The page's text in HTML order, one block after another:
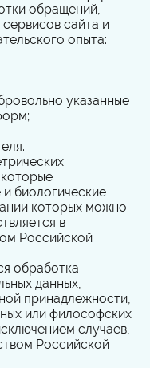
обращений,
сайта и
опыта:
указанные
биологические
которых можно
в
Российской
обработка
данных,
принадлежности,
или философских
случаев,
Российской